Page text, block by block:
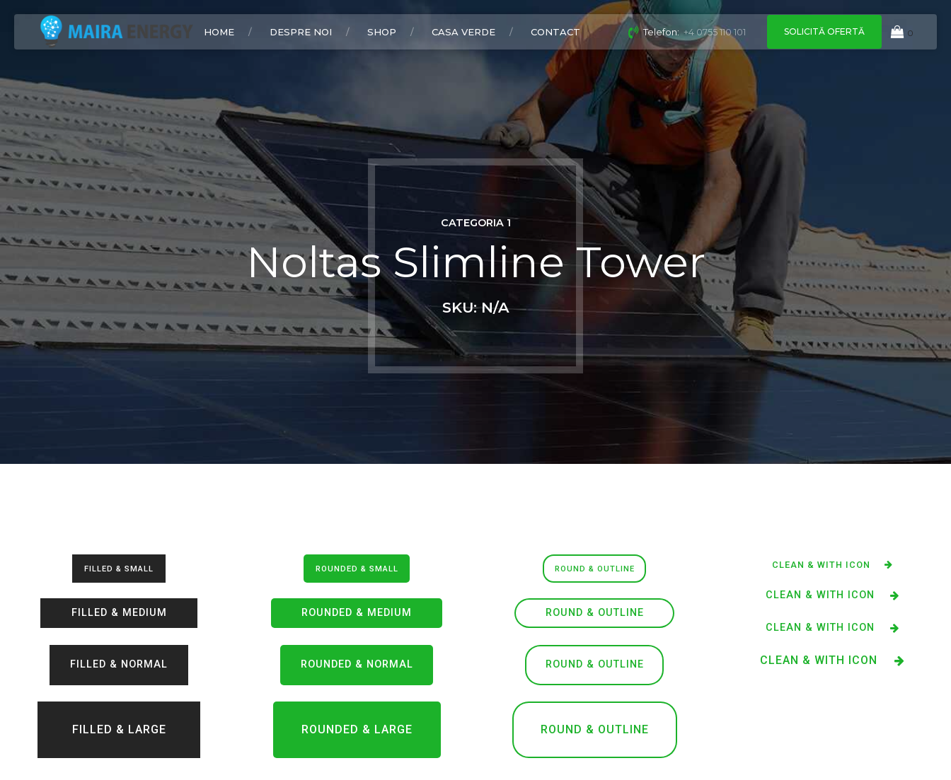
Telefon: +4 0755 110 101 SOLICITĂ OFERTĂ 0
HOME DESPRE NOI SHOP CASA VERDE CONTACT
CATEGORIA 1
Noltas Slimline Tower
SKU: N/A
FILLED & SMALL
FILLED & MEDIUM
FILLED & NORMAL
FILLED & LARGE
ROUNDED & SMALL
ROUNDED & MEDIUM
ROUNDED & NORMAL
ROUNDED & LARGE
ROUND & OUTLINE
ROUND & OUTLINE
ROUND & OUTLINE
ROUND & OUTLINE
CLEAN & WITH ICON
CLEAN & WITH ICON
CLEAN & WITH ICON
CLEAN & WITH ICON